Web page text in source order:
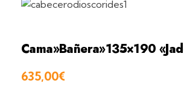
Cama»Bañera»135×190
635,00€